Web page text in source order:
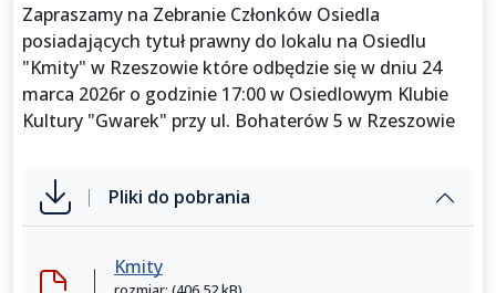
Zapraszamy na Zebranie Członków Osiedla
posiadających tytuł prawny do lokalu na Osiedlu
"Kmity" w Rzeszowie które odbędzie się w dniu 24
marca 2026r o godzinie 17:00 w Osiedlowym Klubie
Kultury "Gwarek" przy ul. Bohaterów 5 w Rzeszowie
Pliki do pobrania
Kmity